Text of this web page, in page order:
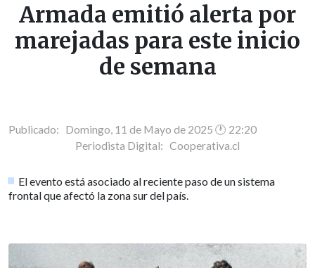
Armada emitió alerta por
marejadas para este inicio
de semana
Publicado: Domingo, 11 de Mayo de 2025 🕐 22:20
Periodista Digital: Cooperativa.cl
El evento está asociado al reciente paso de un sistema
frontal que afectó la zona sur del país.